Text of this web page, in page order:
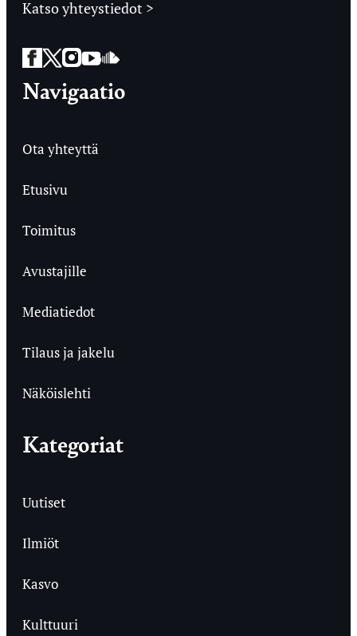
Katso yhteystiedot >
Facebook
Twitter
Instagram
YouTube
SoundCloud
Navigaatio
Ota yhteyttä
Etusivu
Toimitus
Avustajille
Mediatiedot
Tilaus ja jakelu
Näköislehti
Kategoriat
Uutiset
Ilmiöt
Kasvo
Kulttuuri